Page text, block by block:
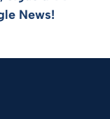
News!